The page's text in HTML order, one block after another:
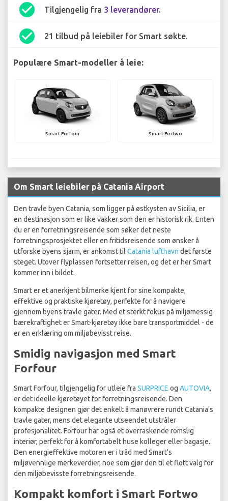
check_circle Tilgjengelig fra 3 leverandører.
check_circle 21 tilbud på leiebiler for Smart søkte.
Populære Smart-modeller å leie:
Smart Forfour Smart Fortwo
Om Smart leiebiler på Catania Airport
Den travle byen Catania, som ligger på østkysten av Sicilia, er
en destinasjon som er like vakker som den er historisk rik. Enten
du er en forretningsreisende som søker det neste
forretningsprosjektet eller en fritidsreisende som ønsker å
utforske byens sjarm, er ankomst til Catania lufthavn det første
steget. Utover flyplassen fortsetter reisen, og det er her Smart
kommer inn i bildet.
Smart er et anerkjent bilmerke kjent for sine kompakte,
effektive og praktiske kjøretøy, perfekte for å navigere
gjennom byens travle gater. Med et sterkt fokus på miljømessig
bærekraftighet er Smart-kjøretøy ikke bare transportmiddel - de
er en erklæring om miljøbevisst reise.
Smidig navigasjon med Smart
Forfour
Smart Forfour, tilgjengelig for utleie fra SURPRICE og AUTOVIA,
er det ideelle kjøretøyet for forretningsreisende. Den
kompakte designen gjør det enkelt å manøvrere rundt Catania's
travle gater, mens det elegante utseendet utstråler
profesjonalitet. Forfour har også et overraskende romslig
interiør, perfekt for å komfortabelt huse kolleger eller bagasje.
Den energieffektive motoren er i tråd med Smart's
miljøvennlige merkeverdier, noe som gjør den til et flott valg for
den miljøbevisste forretningsreisende.
Kompakt komfort i Smart Fortwo